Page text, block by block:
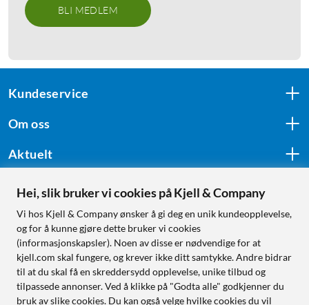
BLI MEDLEM
Kundeservice
Om oss
Aktuelt
Følg oss
Handle fra:
Sverige
Hei, slik bruker vi cookies på Kjell & Company
Vi hos Kjell & Company ønsker å gi deg en unik kundeopplevelse,
og for å kunne gjøre dette bruker vi cookies
(informasjonskapsler). Noen av disse er nødvendige for at
kjell.com skal fungere, og krever ikke ditt samtykke. Andre bidrar
til at du skal få en skreddersydd opplevelse, unike tilbud og
tilpassede annonser. Ved å klikke på "Godta alle" godkjenner du
bruk av slike cookies. Du kan også velge hvilke cookies du vil